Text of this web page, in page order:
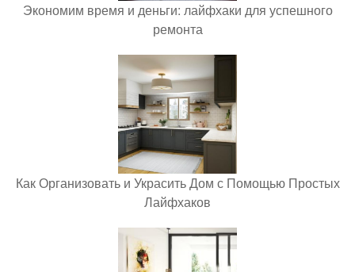
Экономим время и деньги: лайфхаки для успешного
ремонта
Как Организовать и Украсить Дом с Помощью Простых
Лайфхаков